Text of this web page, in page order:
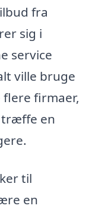
fra
sig i
service
ville bruge
firmaer,
træffe en
til
en